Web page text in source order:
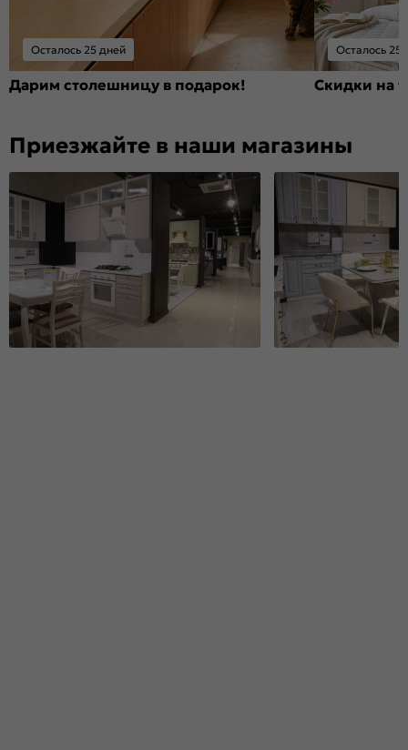
Осталось 25 дней
Дарим столешницу в подарок!
Осталось 25
Скидки на
Приезжайте в наши магазины